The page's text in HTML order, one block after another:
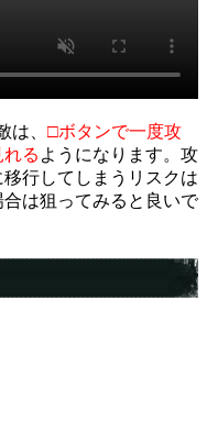
は、 □ボタンで一度攻
る ようになります。攻
行してしまうリスクは
は狙ってみると良いで